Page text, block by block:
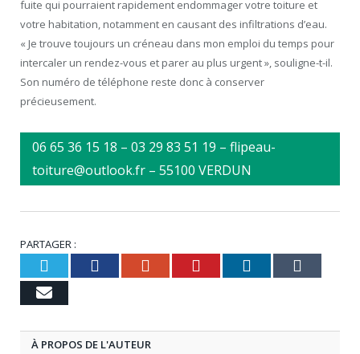
fuite qui pourraient rapidement endommager votre toiture et
votre habitation, notamment en causant des infiltrations d’eau.
« Je trouve toujours un créneau dans mon emploi du temps pour
intercaler un rendez-vous et parer au plus urgent », souligne-t-il.
Son numéro de téléphone reste donc à conserver
précieusement.
06 65 36 15 18 – 03 29 83 51 19 – flipeau-
toiture@outlook.fr – 55100 VERDUN
PARTAGER :
TwitterFacebookGoogle+Pinterest
LinkedIn
Email
À PROPOS DE L'AUTEUR